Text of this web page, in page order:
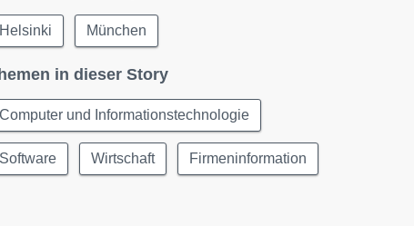
Helsinki München
in dieser Story
Computer und Informationstechnologie
Software Wirtschaft Firmeninformation